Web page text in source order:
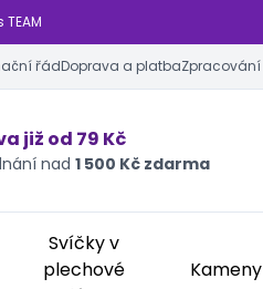
řádDoprava a platba
již od 79 Kč
nad 1 500 Kč zdarma
Svíčky v
plechové
Kameny